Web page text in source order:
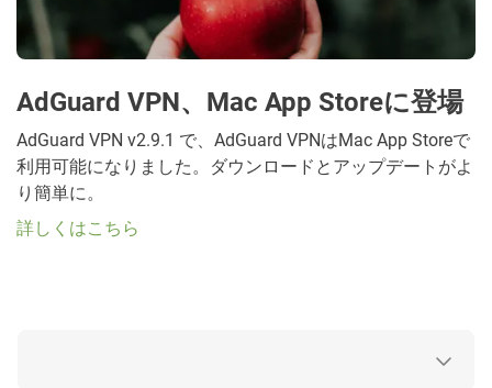
AdGuard VPN、Mac App Storeに登場
AdGuard VPN v2.9.1 で、AdGuard VPNはMac App Storeで
利用可能になりました。ダウンロードとアップデートがよ
り簡単に。
詳しくはこちら